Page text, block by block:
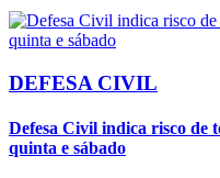
DEFESA CIVIL
Defesa Civil indica risco de
quinta e sábado